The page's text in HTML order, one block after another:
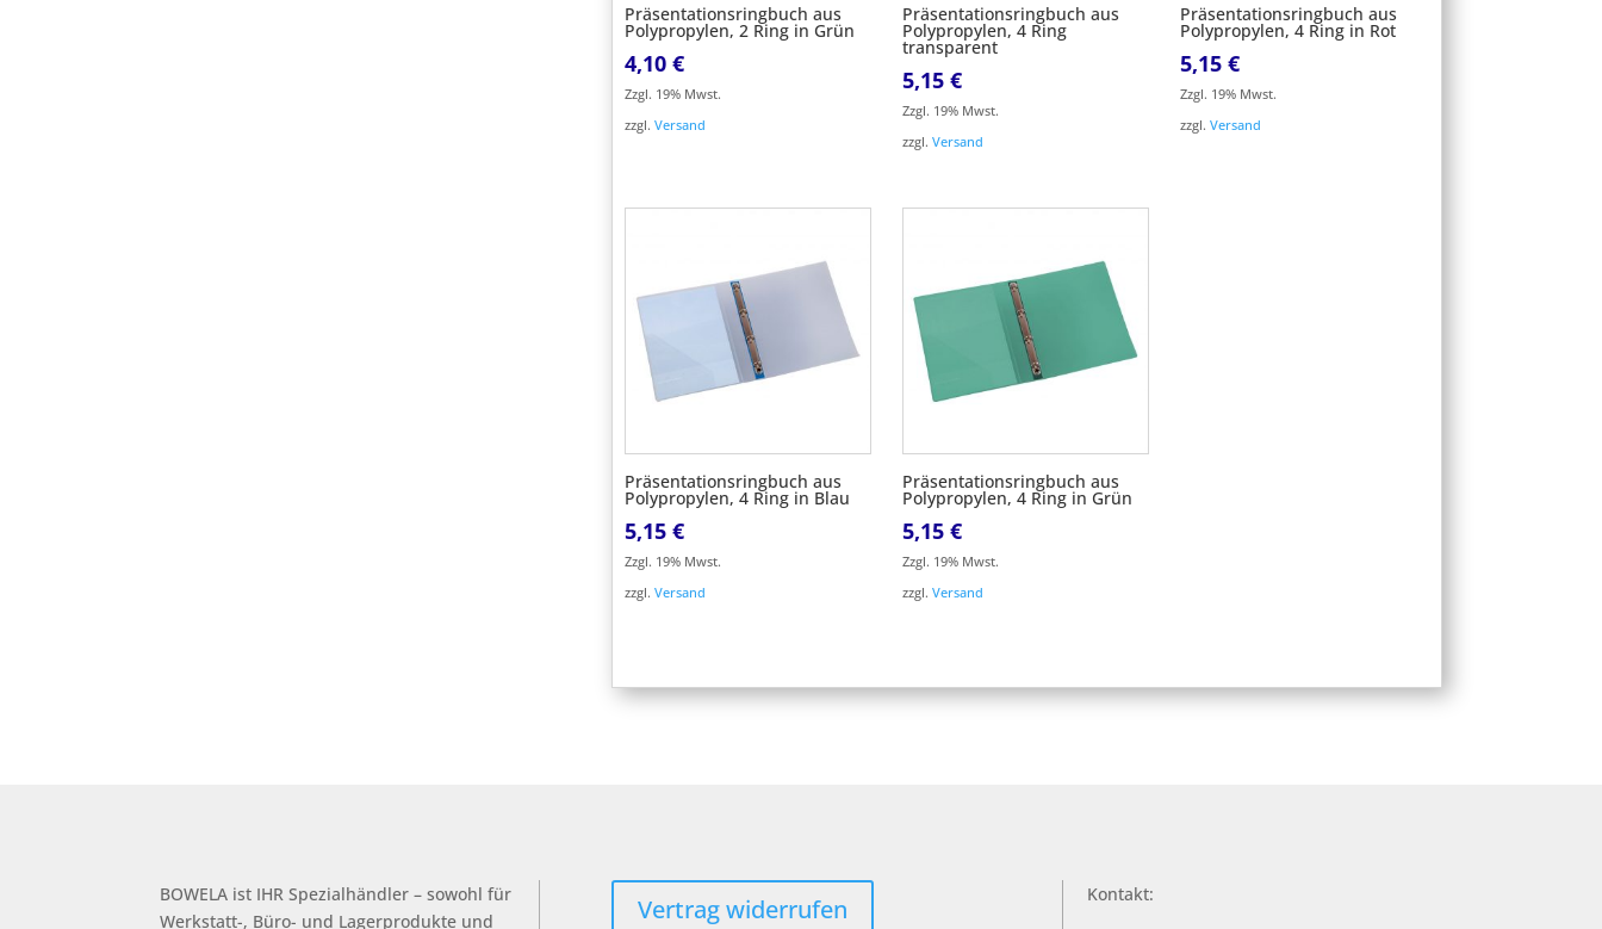
Präsentationsringbuch aus
Polypropylen, 2 Ring in Grün
4,10 €
Zzgl. 19% Mwst.
zzgl. Versand
Präsentationsringbuch aus
Polypropylen, 4 Ring
transparent
5,15 €
Zzgl. 19% Mwst.
zzgl. Versand
Präsentationsringbuch aus
Polypropylen, 4 Ring in Rot
5,15 €
Zzgl. 19% Mwst.
zzgl. Versand
Präsentationsringbuch aus
Polypropylen, 4 Ring in Blau
5,15 €
Zzgl. 19% Mwst.
zzgl. Versand
Präsentationsringbuch aus
Polypropylen, 4 Ring in Grün
5,15 €
Zzgl. 19% Mwst.
zzgl. Versand
BOWELA ist IHR Spezialhändler – sowohl für
Werkstatt-, Büro- und Lagerprodukte und
Vertrag widerrufen
Kontakt: